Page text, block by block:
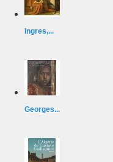
Ingres,...
Georges...